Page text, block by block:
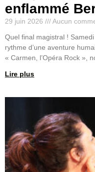
enflammé
29 juin 2026
Aucun
Quel final magistral !
rythme d’une aventure
« Carmen, l’Opéra Rock »,
Lire plus